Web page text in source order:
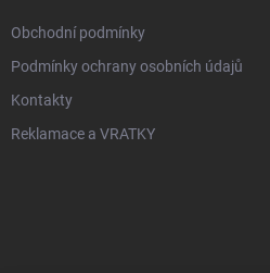
Obchodní podmínky
Podmínky ochrany osobních údajů
Kontakty
Reklamace a VRATKY